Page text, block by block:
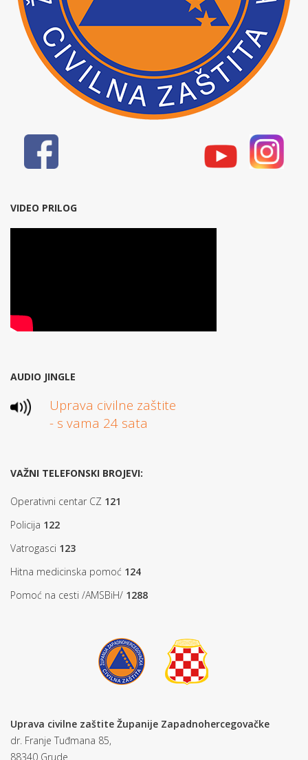
VIDEO PRILOG
AUDIO JINGLE
Uprava civilne zaštite
- s vama 24 sata
VAŽNI TELEFONSKI BROJEVI:
Operativni centar CZ 121
Policija 122
Vatrogasci 123
Hitna medicinska pomoć 124
Pomoć na cesti /AMSBiH/ 1288
Uprava civilne zaštite Županije Zapadnohercegovačke
dr. Franje Tuđmana 85,
88340 Grude